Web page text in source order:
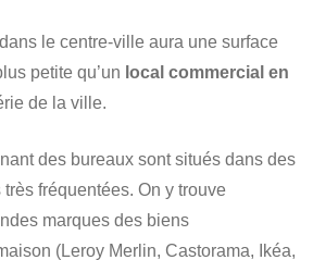
le centre-ville aura une surface
petite qu’un local commercial en
de la ville.
des bureaux sont situés dans des
fréquentées. On y trouve
marques des biens
(Leroy Merlin, Castorama, Ikéa,